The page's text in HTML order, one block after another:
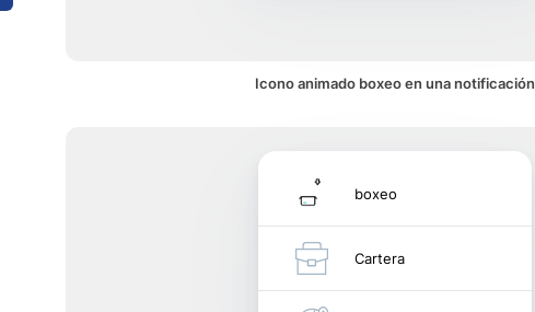
Icono animado boxeo en una notificación
boxeo
Cartera